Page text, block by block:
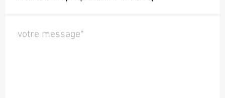
votre message*